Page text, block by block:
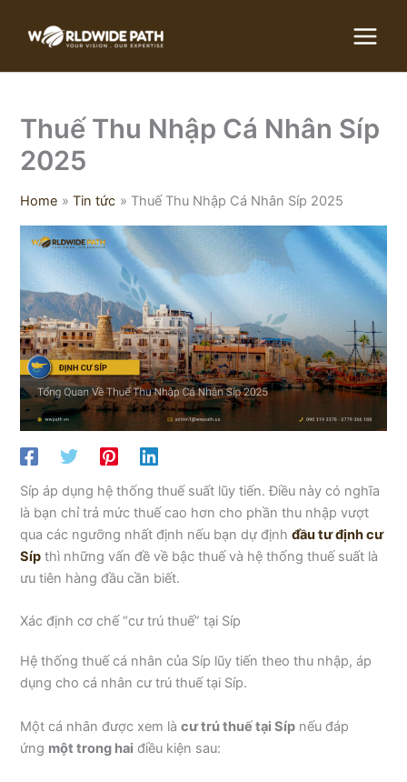
Thuế Thu Nhập Cá Nhân Síp
2025
Home Tin tức Thuế Thu Nhập Cá Nhân Síp 2025
Síp áp dụng hệ thống thuế suất lũy tiến. Điều này có nghĩa
là bạn chỉ trả mức thuế cao hơn cho phần thu nhập vượt
qua các ngưỡng nhất định nếu bạn dự địnhđầu tư định cư
Síp thì những vấn đề về bậc thuế và hệ thống thuế suất là
ưu tiên hàng đầu cần biết.
Xác định cơ chế “cư trú thuế” tại Síp
Hệ thống thuế cá nhân của Síp lũy tiến theo thu nhập, áp
dụng cho cá nhân cư trú thuế tại Síp.
Một cá nhân được xem làcư trú thuế tại Síp nếu đáp
ứng một trong hai điều kiện sau: